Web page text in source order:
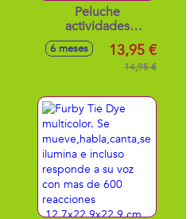
Peluche
actividades
animales unicornio,
dinosaurio y
conejo, 17cm -
6 meses 13,95 €
14,95 €